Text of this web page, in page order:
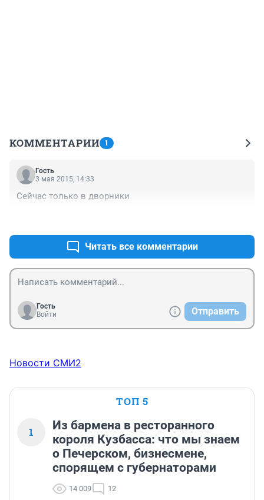
КОММЕНТАРИИ 1
Гость
3 мая 2015, 14:33
Сейчас только в дворники
Читать все комментарии
Гость
Войти
Отправить
Новости СМИ2
ТОП 5
1
Из бармена в ресторанного
короля Кузбасса: что мы знаем
о Печерском, бизнесмене,
спорящем с губернаторами
14 009 12